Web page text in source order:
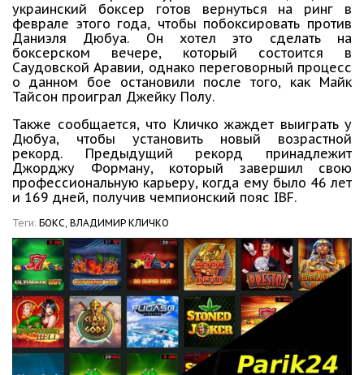
украинский боксер готов вернуться на ринг в
феврале этого года, чтобы побоксировать против
Даниэля Дюбуа. Он хотел это сделать на
боксерском вечере, который состоится в
Саудовской Аравии, однако переговорный процесс
о данном бое остановили после того, как Майк
Тайсон проиграл Джейку Полу.
Также сообщается, что Кличко жаждет выиграть у
Дюбуа, чтобы установить новый возрастной
рекорд. Предыдущий рекорд принадлежит
Джорджу Форману, который завершил свою
профессиональную карьеру, когда ему было 46 лет
и 169 дней, получив чемпионский пояс IBF.
Теги: БОКС, ВЛАДИМИР КЛИЧКО